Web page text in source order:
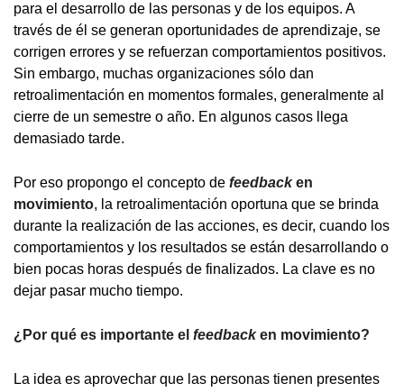
para el desarrollo de las personas y de los equipos. A
través de él se generan oportunidades de aprendizaje, se
corrigen errores y se refuerzan comportamientos positivos.
Sin embargo, muchas organizaciones sólo dan
retroalimentación en momentos formales, generalmente al
cierre de un semestre o año. En algunos casos llega
demasiado tarde.
Por eso propongo el concepto de feedbacken
movimiento, la retroalimentación oportuna que se brinda
durante la realización de las acciones, es decir, cuando los
comportamientos y los resultados se están desarrollando o
bien pocas horas después de finalizados. La clave es no
dejar pasar mucho tiempo.
¿Por qué es importante el feedbacken movimiento?
La idea es aprovechar que las personas tienen presentes